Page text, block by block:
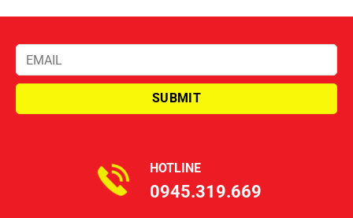
HOTLINE
0945.319.669